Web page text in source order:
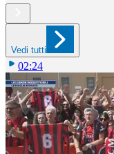
Vedi tutti
02:24